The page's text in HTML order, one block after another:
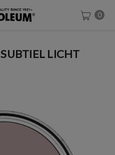
0
LICHT